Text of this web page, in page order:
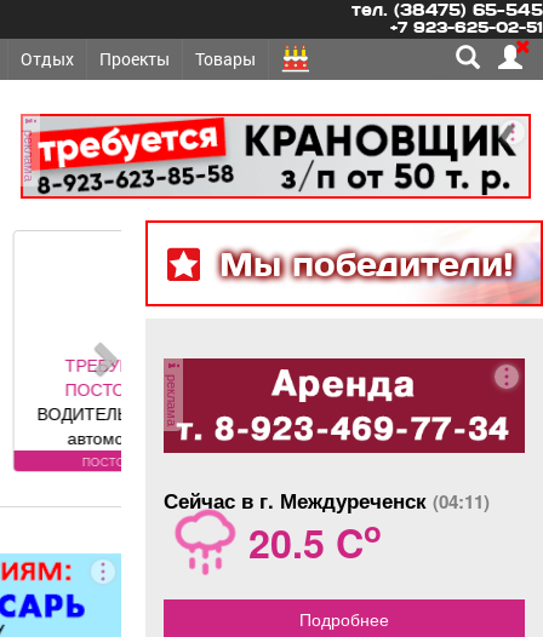
тел. (38475) 65-545
+7 923-625-02-51
Отдых Проекты Товары
реклама
по
Мы победители!
реклама
Сейчас в г. Междуреченск (04:11)
20.5 Co
Подробнее